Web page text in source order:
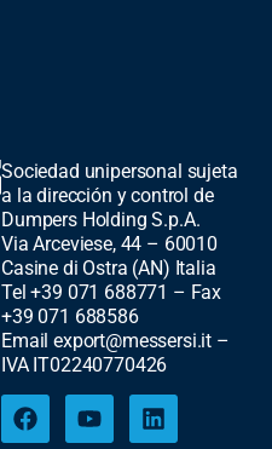
Sociedad unipersonal sujeta
a la dirección y control de
Dumpers Holding S.p.A.
Via Arceviese, 44 – 60010
Casine di Ostra (AN) Italia
Tel +39 071 688771 – Fax
+39 071 688586
Email export@messersi.it –
IVA IT02240770426